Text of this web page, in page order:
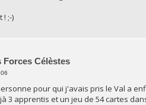
;-)
Forces Célèstes
pour qui j'avais pris le Val a
3 apprentis et un jeu de 54 cartes